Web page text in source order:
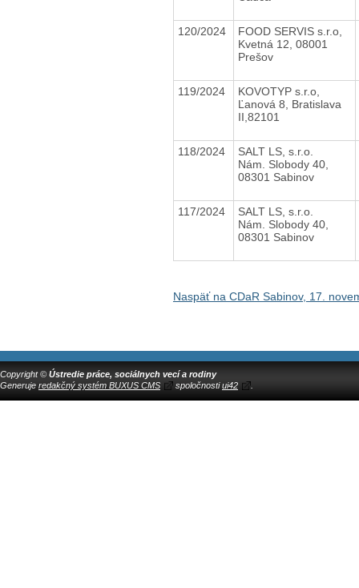
120/2024
FOOD SERVIS s.r.o,
Kvetná 12, 08001
Prešov
119/2024
KOVOTYP s.r.o,
Ľanová 8, Bratislava
II,82101
118/2024
SALT LS, s.r.o.
Nám. Slobody 40,
08301 Sabinov
117/2024
SALT LS, s.r.o.
Nám. Slobody 40,
08301 Sabinov
Naspäť na CDaR Sabinov, 17.
Copyright © Ústredie práce, sociálnych vecí a rodiny
Generuje redakčný systém BUXUS CMS spoločnostiui42